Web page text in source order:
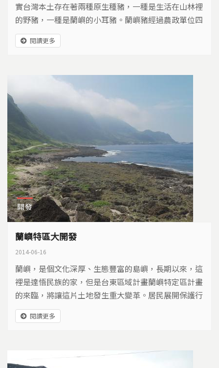
實台灣本土存在著兩種原生種豬，一種是生活在山林裡
的野豬，一種是蘭嶼的小耳豬。蘭嶼豬經過農政單位四
十多年的保種，現在成為重要的實驗動物，牠的基因，
更隱藏著遠古的秘密…
閱讀更多
開發
蘭嶼特區大開發
2014-06-16
蘭嶼，是個文化深厚、生態豐富的島嶼，長期以來，這
裡是達悟民族的家，但是台東區域計畫蘭嶼特定區計畫
的來臨，將讓這片土地發生重大變革。居民展開保護行
動，希望蘭嶼永遠是族人的家園，不要變成財團的特
區…閱讀更多